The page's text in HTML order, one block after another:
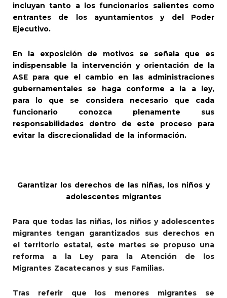
incluyan tanto a los funcionarios salientes como
entrantes de los ayuntamientos y del Poder
Ejecutivo.
En la exposición de motivos se señala que es
indispensable la intervención y orientación de la
ASE para que el cambio en las administraciones
gubernamentales se haga conforme a la a ley,
para lo que se considera necesario que cada
funcionario conozca plenamente sus
responsabilidades dentro de este proceso para
evitar la discrecionalidad de la información.
Garantizar los derechos de las niñas, los niños y
adolescentes migrantes
Para que todas las niñas, los niños y adolescentes
migrantes tengan garantizados sus derechos en
el territorio estatal, este martes se propuso una
reforma a la Ley para la Atención de los
Migrantes Zacatecanos y sus Familias.
Tras referir que los menores migrantes se